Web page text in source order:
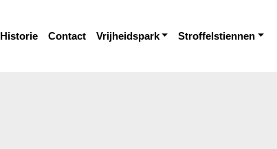
Historie Contact Vrijheidspark Stroffelstiennen